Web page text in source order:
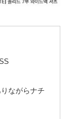
ながらナチ